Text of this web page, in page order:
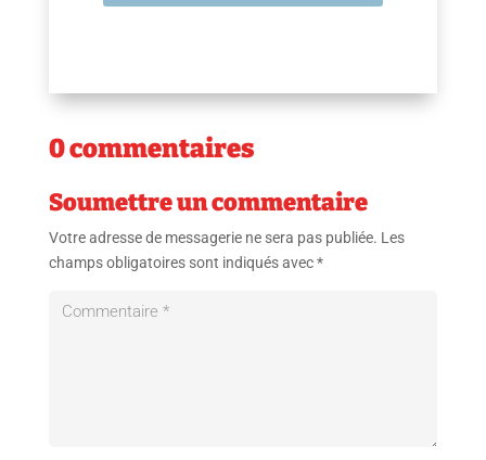
0 commentaires
Soumettre un commentaire
Votre adresse de messagerie ne sera pas publiée. Les
champs obligatoires sont indiqués avec*